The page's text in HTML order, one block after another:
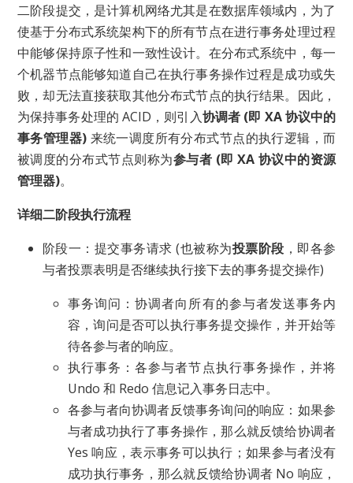
二阶段提交，是计算机网络尤其是在数据库领域内，为了
使基于分布式系统架构下的所有节点在进行事务处理过程
中能够保持原子性和一致性设计。在分布式系统中，每一
个机器节点能够知道自己在执行事务操作过程是成功或失
败，却无法直接获取其他分布式节点的执行结果。因此，
为保持事务处理的 ACID，则引入协调者 (即 XA 协议中的
事务管理器) 来统一调度所有分布式节点的执行逻辑，而
被调度的分布式节点则称为参与者 (即 XA 协议中的资源
管理器)。
详细二阶段执行流程
阶段一：提交事务请求 (也被称为投票阶段 ，即各参
与者投票表明是否继续执行接下去的事务提交操作)
事务询问：协调者向所有的参与者发送事务内
容，询问是否可以执行事务提交操作，并开始等
待各参与者的响应。
执行事务：各参与者节点执行事务操作，并将
Undo 和 Redo 信息记入事务日志中。
各参与者向协调者反馈事务询问的响应：如果参
与者成功执行了事务操作，那么就反馈给协调者
Yes 响应，表示事务可以执行；如果参与者没有
成功执行事务，那么就反馈给协调者 No 响应，